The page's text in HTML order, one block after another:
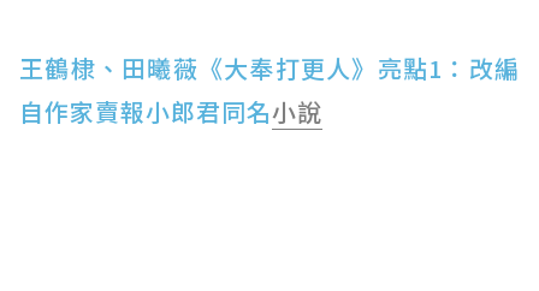
王鶴棣、田曦薇《大奉打更人》亮點1：改編
自作家賣報小郎君同名小說